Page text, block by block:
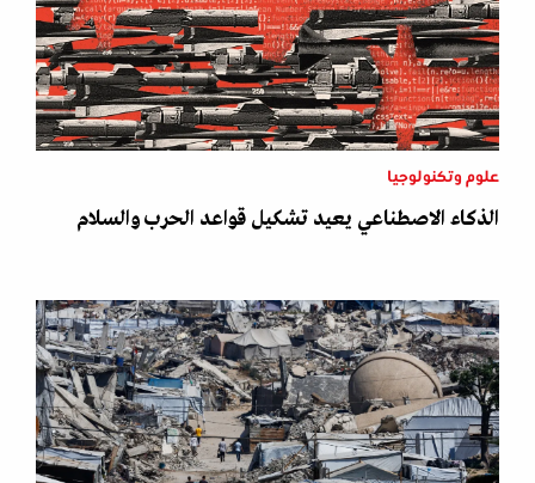
علوم وتكنولوجيا
الذكاء الاصطناعي يعيد تشكيل قواعد الحرب والسلام